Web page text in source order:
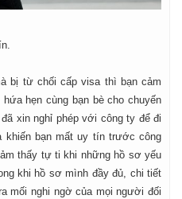
bị từ chối cấp visa thì bạn cảm
hẹn cùng bạn bè cho chuyến
xin nghỉ phép với công ty để đi
bạn mất uy tín trước công
thấy tự ti khi những hồ sơ yếu
khi hồ sơ mình đầy đủ, chi tiết
mối nghi ngờ của mọi người đối